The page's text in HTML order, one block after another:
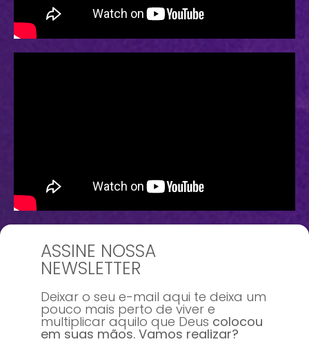
ASSINE NOSSA
NEWSLETTER
Deixar o seu e-mail aqui te deixa um
pouco mais perto de viver e
multiplicar aquilo que Deus colocou
em suas mãos. Vamos realizar?